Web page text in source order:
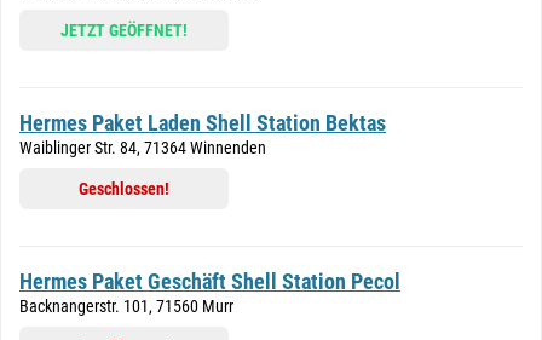
JETZT GEÖFFNET!
Hermes Paket Laden Shell Station Bektas
Waiblinger Str. 84, 71364 Winnenden
Geschlossen!
Hermes Paket Geschäft Shell Station Pecol
Backnangerstr. 101, 71560 Murr